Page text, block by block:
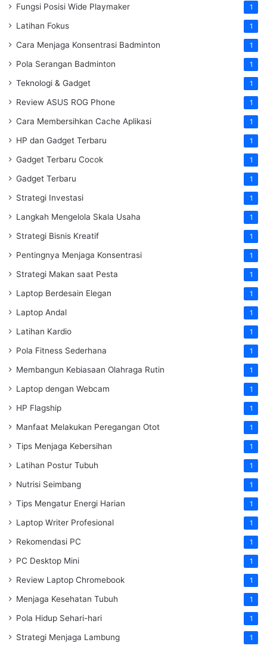
Fungsi Posisi Wide Playmaker 1
Latihan Fokus 1
Cara Menjaga Konsentrasi Badminton 1
Pola Serangan Badminton 1
Teknologi & Gadget 1
Review ASUS ROG Phone 1
Cara Membersihkan Cache Aplikasi 1
HP dan Gadget Terbaru 1
Gadget Terbaru Cocok 1
Gadget Terbaru 1
Strategi Investasi 1
Langkah Mengelola Skala Usaha 1
Strategi Bisnis Kreatif 1
Pentingnya Menjaga Konsentrasi 1
Strategi Makan saat Pesta 1
Laptop Berdesain Elegan 1
Laptop Andal 1
Latihan Kardio 1
Pola Fitness Sederhana 1
Membangun Kebiasaan Olahraga Rutin 1
Laptop dengan Webcam 1
HP Flagship 1
Manfaat Melakukan Peregangan Otot 1
Tips Menjaga Kebersihan 1
Latihan Postur Tubuh 1
Nutrisi Seimbang 1
Tips Mengatur Energi Harian 1
Laptop Writer Profesional 1
Rekomendasi PC 1
PC Desktop Mini 1
Review Laptop Chromebook 1
Menjaga Kesehatan Tubuh 1
Pola Hidup Sehari-hari 1
Strategi Menjaga Lambung 1